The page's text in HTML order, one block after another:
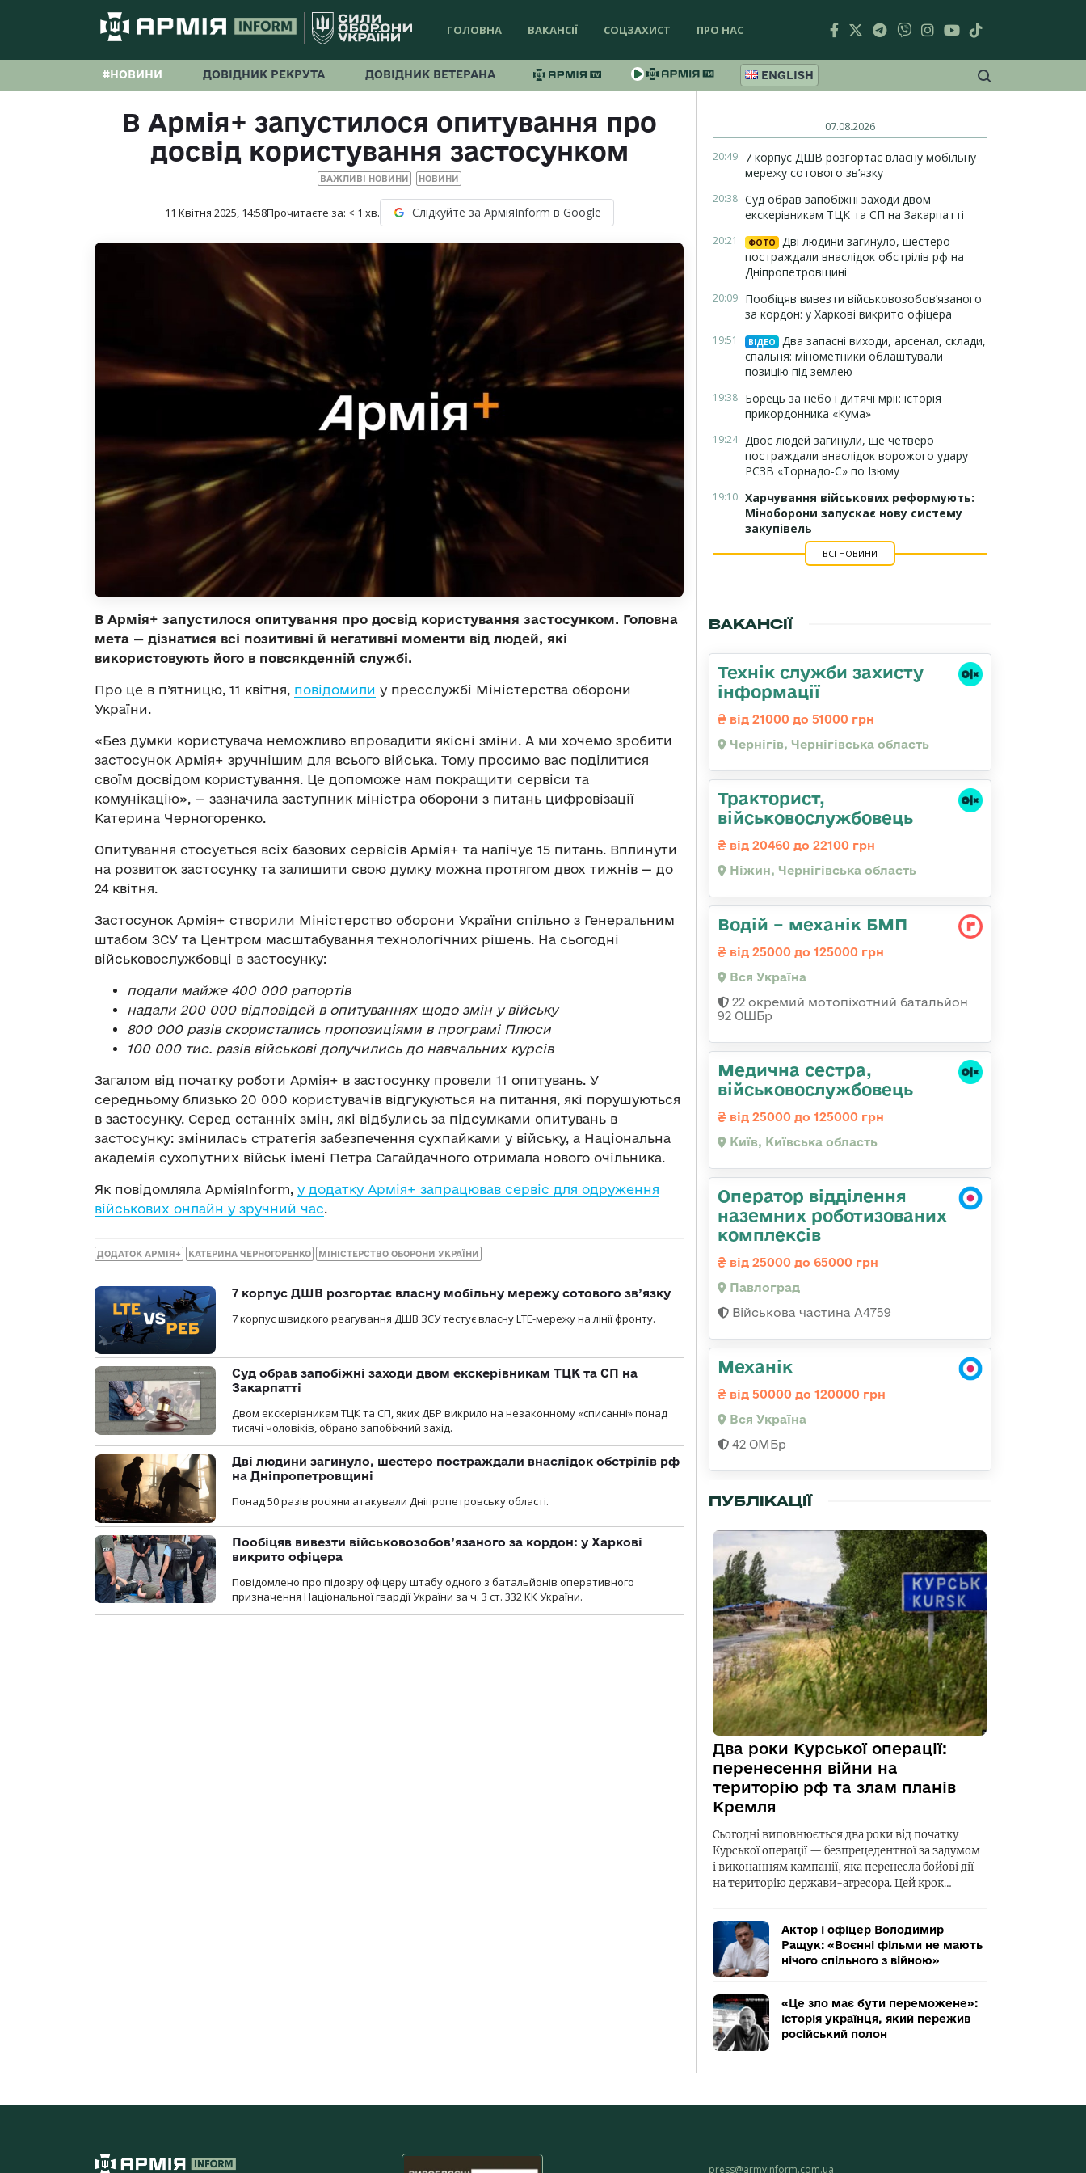
ГОЛОВНА ВАКАНСІЇ СОЦЗАХИСТ ПРО НАС
#НОВИНИ ДОВІДНИК РЕКРУТА ДОВІДНИК ВЕТЕРАНА ENGLISH
В Армія+ запустилося опитування про
досвід користування застосунком
ВАЖЛИВІ НОВИНИ НОВИНИ
11 Квітня 2025, 14:58Прочитаєте за: < 1 хв. Слідкуйте за АрміяInform в Google
В Армія+ запустилося опитування про досвід користування застосунком. Головна
мета — дізнатися всі позитивні й негативні моменти від людей, які
використовують його в повсякденній службі.
Про це в п’ятницю, 11 квітня, повідомили у пресслужбі Міністерства оборони
України.
«Без думки користувача неможливо впровадити якісні зміни. А ми хочемо зробити
застосунок Армія+ зручнішим для всього війська. Тому просимо вас поділитися
своїм досвідом користування. Це допоможе нам покращити сервіси та
комунікацію», — зазначила заступник міністра оборони з питань цифровізації
Катерина Черногоренко.
Опитування стосується всіх базових сервісів Армія+ та налічує 15 питань. Вплинути
на розвиток застосунку та залишити свою думку можна протягом двох тижнів — до
24 квітня.
Застосунок Армія+ створили Міністерство оборони України спільно з Генеральним
штабом ЗСУ та Центром масштабування технологічних рішень. На сьогодні
військовослужбовці в застосунку:
подали майже 400 000 рапортів
надали 200 000 відповідей в опитуваннях щодо змін у війську
800 000 разів скористались пропозиціями в програмі Плюси
100 000 тис. разів військові долучились до навчальних курсів
Загалом від початку роботи Армія+ в застосунку провели 11 опитувань. У
середньому близько 20 000 користувачів відгукуються на питання, які порушуються
в застосунку. Серед останніх змін, які відбулись за підсумками опитувань в
застосунку: змінилась стратегія забезпечення сухпайками у війську, а Національна
академія сухопутних військ імені Петра Сагайдачного отримала нового очільника.
Як повідомляла АрміяInform, у додатку Армія+ запрацював сервіс для одруження
військових онлайн у зручний час.
ДОДАТОК АРМІЯ+ КАТЕРИНА ЧЕРНОГОРЕНКО МІНІСТЕРСТВО ОБОРОНИ УКРАЇНИ
7 корпус ДШВ розгортає власну мобільну мережу сотового зв’язку
7 корпус швидкого реагування ДШВ ЗСУ тестує власну LTE-мережу на лінії фронту.
Суд обрав запобіжні заходи двом екскерівникам ТЦК та СП на
Закарпатті
Двом екскерівникам ТЦК та СП, яких ДБР викрило на незаконному «списанні» понад
тисячі чоловіків, обрано запобіжний захід.
Дві людини загинуло, шестеро постраждали внаслідок обстрілів рф
на Дніпропетровщині
Понад 50 разів росіяни атакували Дніпропетровську області.
Пообіцяв вивезти військовозобов’язаного за кордон: у Харкові
викрито офіцера
Повідомлено про підозру офіцеру штабу одного з батальйонів оперативного
призначення Національної гвардії України за ч. 3 ст. 332 КК України.
07.08.2026
20:49 7 корпус ДШВ розгортає власну мобільну
мережу сотового зв’язку
20:38 Суд обрав запобіжні заходи двом
екскерівникам ТЦК та СП на Закарпатті
20:21 ФОТО
Дві людини загинуло, шестеро
постраждали внаслідок обстрілів рф на
Дніпропетровщині
20:09 Пообіцяв вивезти військовозобов’язаного
за кордон: у Харкові викрито офіцера
19:51 ВІДЕО
Два запасні виходи, арсенал, склади,
спальня: мінометники облаштували
позицію під землею
19:38 Борець за небо і дитячі мрії: історія
прикордонника «Кума»
19:24 Двоє людей загинули, ще четверо
постраждали внаслідок ворожого удару
РСЗВ «Торнадо-С» по Ізюму
19:10 Харчування військових реформують:
Міноборони запускає нову систему
закупівель
ВСІ НОВИНИ
ВАКАНСІЇ
Технік служби захисту
інформації
від 21000 до 51000 грн
Чернігів, Чернігівська область
Тракторист,
військовослужбовець
від 20460 до 22100 грн
Ніжин, Чернігівська область
Водій – механік БМП
від 25000 до 125000 грн
Вся Україна
22 окремий мотопіхотний батальйон
92 ОШБр
Медична сестpа,
військовослужбовець
від 25000 до 125000 грн
Київ, Київська область
Оператор відділення
наземних роботизованих
комплексів
від 25000 до 65000 грн
Павлоград
Військова частина А4759
Механік
від 50000 до 120000 грн
Вся Україна
42 ОМБр
ПУБЛІКАЦІЇ
Два роки Курської операції:
перенесення війни на
територію рф та злам планів
Кремля
Сьогодні виповнюється два роки від початку
Курської операції — безпрецедентної за задумом
і виконанням кампанії, яка перенесла бойові дії
на територію держави-агресора. Цей крок…
Актор і офіцер Володимир
Ращук: «Воєнні фільми не мають
нічого спільного з війною»
«Це зло має бути переможене»:
історія українця, який пережив
російський полон
press@armyinform.com.ua